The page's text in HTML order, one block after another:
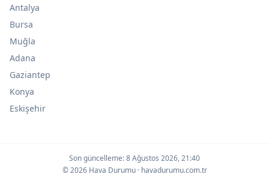
Antalya
Bursa
Muğla
Adana
Gaziantep
Konya
Eskişehir
Son güncelleme:8 Ağustos 2026, 21:40
© 2026 Hava Durumu · havadurumu.com.tr